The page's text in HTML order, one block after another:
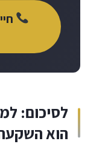
שנות ניסיון
לסיכום:
הוא